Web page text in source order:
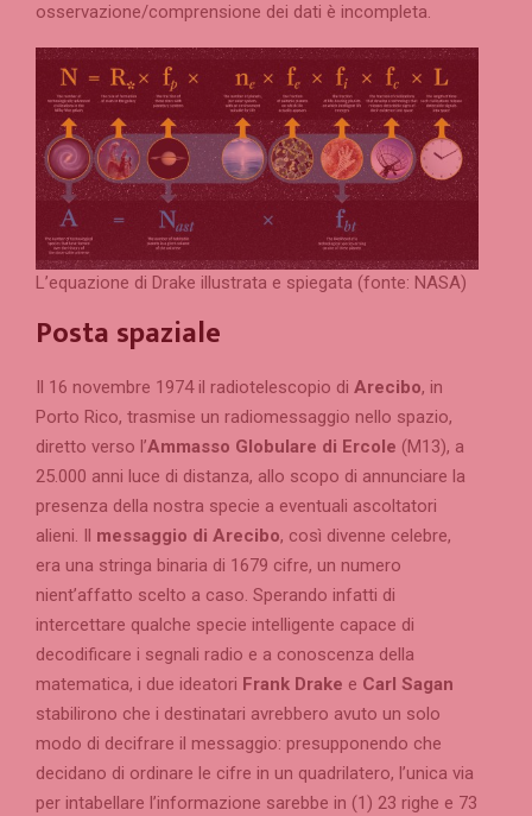
osservazione/comprensione dei dati è incompleta.
L’equazione di Drake illustrata e spiegata (fonte: NASA)
Posta spaziale
Il 16 novembre 1974 il radiotelescopio di Arecibo, in
Porto Rico, trasmise un radiomessaggio nello spazio,
diretto verso l’Ammasso Globulare di Ercole (M13), a
25.000 anni luce di distanza, allo scopo di annunciare la
presenza della nostra specie a eventuali ascoltatori
alieni. Il messaggio di Arecibo, così divenne celebre,
era una stringa binaria di 1679 cifre, un numero
nient’affatto scelto a caso. Sperando infatti di
intercettare qualche specie intelligente capace di
decodificare i segnali radio e a conoscenza della
matematica, i due ideatori Frank Drake e Carl Sagan
stabilirono che i destinatari avrebbero avuto un solo
modo di decifrare il messaggio: presupponendo che
decidano di ordinare le cifre in un quadrilatero, l’unica via
per intabellare l’informazione sarebbe in (1) 23 righe e 73